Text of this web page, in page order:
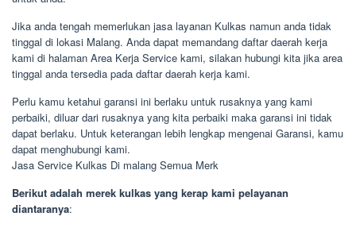
Jika anda tengah memerlukan jasa layanan Kulkas namun anda tidak
tinggal di lokasi Malang. Anda dapat memandang daftar daerah kerja
kami di halaman Area Kerja Service kami, silakan hubungi kita jika area
tinggal anda tersedia pada daftar daerah kerja kami.
Perlu kamu ketahui garansi ini berlaku untuk rusaknya yang kami
perbaiki, diluar dari rusaknya yang kita perbaiki maka garansi ini tidak
dapat berlaku. Untuk keterangan lebih lengkap mengenai Garansi, kamu
dapat menghubungi kami.
Jasa Service Kulkas Di malang Semua Merk
Berikut adalah merek kulkas yang kerap kami pelayanan
diantaranya: